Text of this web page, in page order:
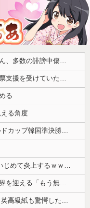
【悲報】ショートスリーパー堀大輔さん、多数の誹謗中傷で涙が止まらなくなってしまう動画がネットで話題に → ………
反高市で有名な某野党議員が不正な投票支援を受けていた過去が発掘、「説明責任があるのでは？」と揶揄されており……
る
る角度
韓国人「日本メディアが2002年ワールドカップ韓国準決勝も調査すべきと主張！」→「英国メディアも一斉に指摘‥」
【胸糞】Zクソガキ、おばあちゃんをいじめて炎上するｗｗｗｗ
【悲報】息子がみいちゃんのママ、限界を迎える「もう無理。普通の家庭を築きたい。普通の子育てをしたい。」
海外「日本人はなんて気高いんだ！」 英高級紙も驚愕した極限の中の日本人の姿に世界が衝撃